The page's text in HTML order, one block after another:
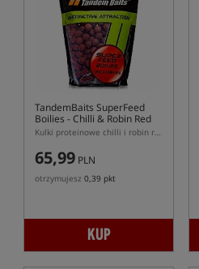
TandemBaits SuperFeed
Boilies - Chilli & Robin Red
Kulki proteinowe chilli i robin red
65,99 PLN
otrzymujesz 0,39 pkt
KUP